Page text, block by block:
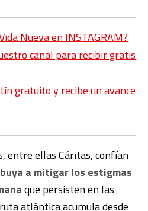
Nueva en INSTAGRAM?
canal para recibir gratis
gratuito y recibe un avance
entre ellas Cáritas, confían
a mitigar los estigmas
que persisten en las
atlántica acumula desde